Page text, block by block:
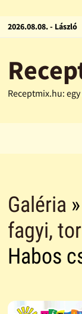
2026.08.08. - László
Receptmix.hu:
Galéria »
fagyi,
Habos